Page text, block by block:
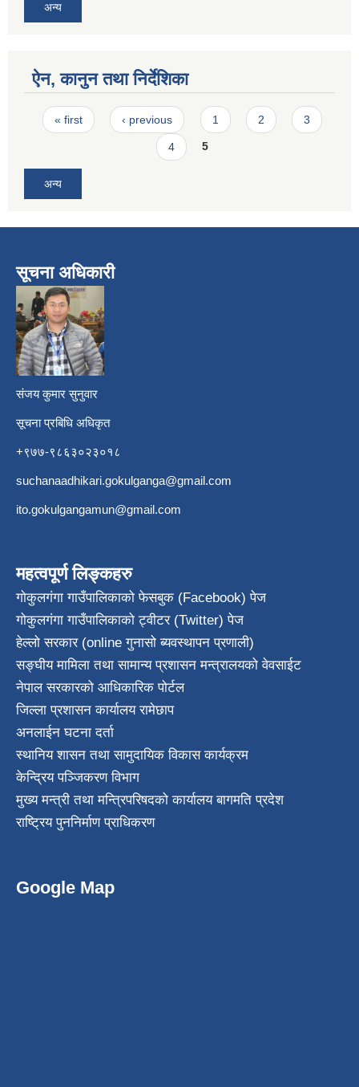
अन्य
ऐन, कानुन तथा निर्देशिका
Pages
« first ‹ previous 1 2 3
4 5
अन्य
सूचना अधिकारी
संजय कुमार सुनुवार
सूचना प्रबिधि अधिकृत
+९७७-९८६३०२३०१८
suchanaadhikari.gokulganga@gmail.com
ito.gokulgangamun@gmail.com
महत्वपूर्ण लिङ्कहरु
गोकुलगंगा गाउँपालिकाको फेसबुक (Facebook) पेज
गोकुलगंगा गाउँपालिकाको ट्वीटर (Twitter) पेज
हेल्लो सरकार (online गुनासो ब्यवस्थापन प्रणाली)
सङ्घीय मामिला तथा सामान्य प्रशासन मन्त्रालयको वेवसाईट
नेपाल सरकारको आधिकारिक पोर्टल
जिल्ला प्रशासन कार्यालय रामेछाप
अनलाईन घटना दर्ता
स्थानिय शासन तथा सामुदायिक विकास कार्यक्रम
केन्द्रिय पञ्जिकरण विभाग
मुख्य मन्त्री तथा मन्त्रिपरिषदको कार्यालय बागमति प्रदेश
राष्ट्रिय पुननिर्माण प्राधिकरण
Google Map